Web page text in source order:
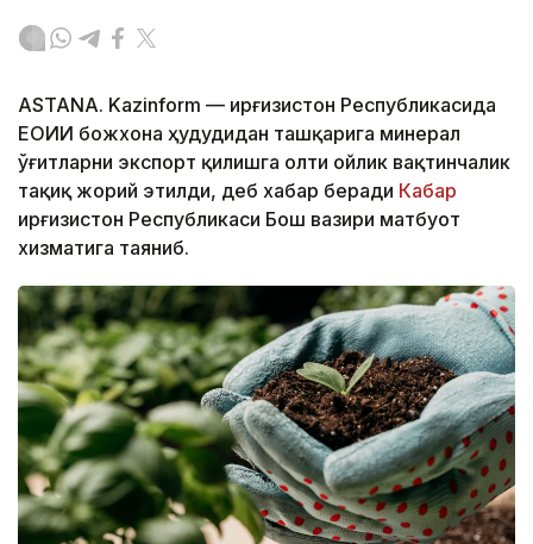
ASTANA. Kazinform — Қирғизистон Республикасида
ЕОИИ божхона ҳудудидан ташқарига минерал
ўғитларни экспорт қилишга олти ойлик вақтинчалик
тақиқ жорий этилди, деб хабар беради Кабар
Қирғизистон Республикаси Бош вазири матбуот
хизматига таяниб.